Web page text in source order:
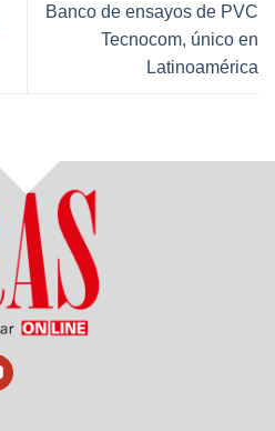
Banco de ensayos de PVC
Tecnocom, único en
Latinoamérica